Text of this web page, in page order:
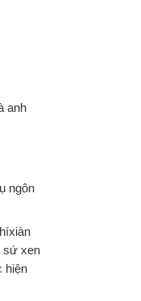
anh
ngôn
sứ xen
hiện